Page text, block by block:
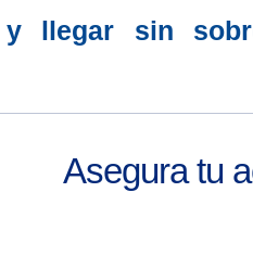
y llegar sin
Asegura tu